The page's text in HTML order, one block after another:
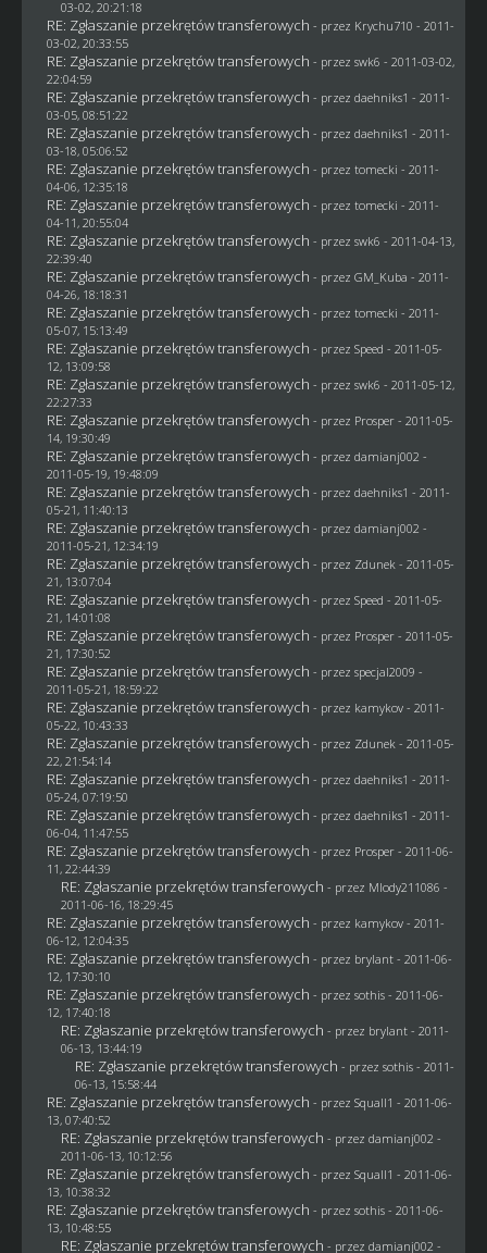
03-02, 20:21:18
RE: Zgłaszanie przekrętów transferowych - przez Krychu710 - 2011-
03-02, 20:33:55
RE: Zgłaszanie przekrętów transferowych - przez swk6 - 2011-03-02,
22:04:59
RE: Zgłaszanie przekrętów transferowych - przez daehniks1 - 2011-
03-05, 08:51:22
RE: Zgłaszanie przekrętów transferowych - przez daehniks1 - 2011-
03-18, 05:06:52
RE: Zgłaszanie przekrętów transferowych - przez tomecki - 2011-
04-06, 12:35:18
RE: Zgłaszanie przekrętów transferowych - przez tomecki - 2011-
04-11, 20:55:04
RE: Zgłaszanie przekrętów transferowych - przez swk6 - 2011-04-13,
22:39:40
RE: Zgłaszanie przekrętów transferowych - przez GM_Kuba - 2011-
04-26, 18:18:31
RE: Zgłaszanie przekrętów transferowych - przez tomecki - 2011-
05-07, 15:13:49
RE: Zgłaszanie przekrętów transferowych - przez Speed - 2011-05-
12, 13:09:58
RE: Zgłaszanie przekrętów transferowych - przez swk6 - 2011-05-12,
22:27:33
RE: Zgłaszanie przekrętów transferowych - przez Prosper- 2011-05-
14, 19:30:49
RE: Zgłaszanie przekrętów transferowych - przez damianj002 -
2011-05-19, 19:48:09
RE: Zgłaszanie przekrętów transferowych - przez daehniks1 - 2011-
05-21, 11:40:13
RE: Zgłaszanie przekrętów transferowych - przez damianj002 -
2011-05-21, 12:34:19
RE: Zgłaszanie przekrętów transferowych - przez Zdunek - 2011-05-
21, 13:07:04
RE: Zgłaszanie przekrętów transferowych - przez Speed - 2011-05-
21, 14:01:08
RE: Zgłaszanie przekrętów transferowych - przez Prosper- 2011-05-
21, 17:30:52
RE: Zgłaszanie przekrętów transferowych - przez specjal2009 -
2011-05-21, 18:59:22
RE: Zgłaszanie przekrętów transferowych - przez kamykov- 2011-
05-22, 10:43:33
RE: Zgłaszanie przekrętów transferowych - przez Zdunek - 2011-05-
22, 21:54:14
RE: Zgłaszanie przekrętów transferowych - przez daehniks1 - 2011-
05-24, 07:19:50
RE: Zgłaszanie przekrętów transferowych - przez daehniks1 - 2011-
06-04, 11:47:55
RE: Zgłaszanie przekrętów transferowych - przez Prosper- 2011-06-
11, 22:44:39
RE: Zgłaszanie przekrętów transferowych - przez Mlody211086 -
2011-06-16, 18:29:45
RE: Zgłaszanie przekrętów transferowych - przez kamykov- 2011-
06-12, 12:04:35
RE: Zgłaszanie przekrętów transferowych - przez brylant- 2011-06-
12, 17:30:10
RE: Zgłaszanie przekrętów transferowych - przez sothis- 2011-06-
12, 17:40:18
RE: Zgłaszanie przekrętów transferowych - przez brylant- 2011-
06-13, 13:44:19
RE: Zgłaszanie przekrętów transferowych - przez sothis- 2011-
06-13, 15:58:44
RE: Zgłaszanie przekrętów transferowych - przez Squall1 - 2011-06-
13, 07:40:52
RE: Zgłaszanie przekrętów transferowych - przez damianj002 -
2011-06-13, 10:12:56
RE: Zgłaszanie przekrętów transferowych - przez Squall1 - 2011-06-
13, 10:38:32
RE: Zgłaszanie przekrętów transferowych - przez sothis- 2011-06-
13, 10:48:55
RE: Zgłaszanie przekrętów transferowych - przez damianj002 -